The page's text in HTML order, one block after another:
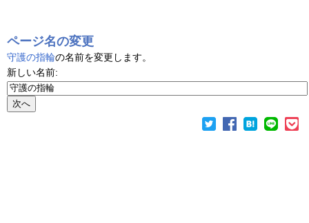
ページ名の変更
守護の指輪の名前を変更します。
新しい名前: